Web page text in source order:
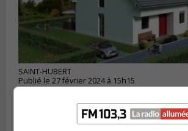
SAINT-HUBERT
Publié le 27 février 2024 à 15h15
Carignan a un plan pour le
intergénérationnel